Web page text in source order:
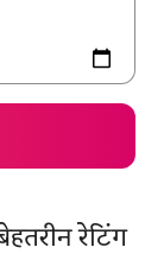
रेटिंग